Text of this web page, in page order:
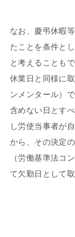
なお、慶弔休暇
たことを条件と
と考えることも
休業日と同様に
ンメンタール）
含めない日とす
し労使当事者が
から、その決定
（労働基準法コ
て欠勤日として